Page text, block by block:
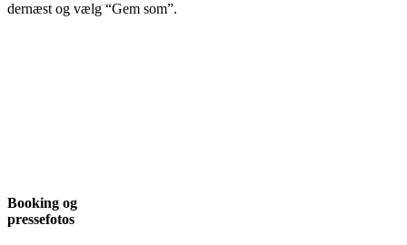
dernæst og vælg “Gem som”.
Booking og
pressefotos